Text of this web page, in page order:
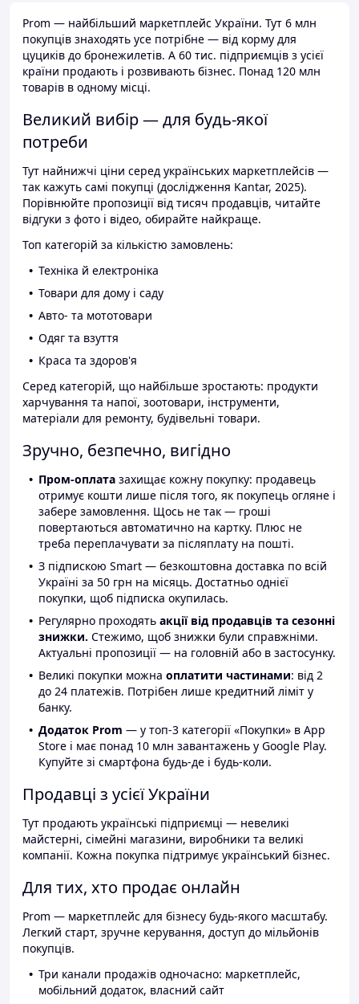
Prom — найбільший маркетплейс України. Тут 6 млн
покупців знаходять усе потрібне — від корму для
цуциків до бронежилетів. А 60 тис. підприємців з усієї
країни продають і розвивають бізнес. Понад 120 млн
товарів в одному місці.
Великий вибір — для будь-якої
потреби
Тут найнижчі ціни серед українських маркетплейсів —
так кажуть самі покупці (дослідження Kantar, 2025).
Порівнюйте пропозиції від тисяч продавців, читайте
відгуки з фото і відео, обирайте найкраще.
Топ категорій за кількістю замовлень:
Техніка й електроніка
Товари для дому і саду
Авто- та мототовари
Одяг та взуття
Краса та здоров'я
Серед категорій, що найбільше зростають: продукти
харчування та напої, зоотовари, інструменти,
матеріали для ремонту, будівельні товари.
Зручно, безпечно, вигідно
Пром-оплата захищає кожну покупку: продавець
отримує кошти лише після того, як покупець огляне і
забере замовлення. Щось не так — гроші
повертаються автоматично на картку. Плюс не
треба переплачувати за післяплату на пошті.
З підпискою Smart — безкоштовна доставка по всій
Україні за 50 грн на місяць. Достатньо однієї
покупки, щоб підписка окупилась.
Регулярно проходять акції від продавців та сезонні
знижки. Стежимо, щоб знижки були справжніми.
Актуальні пропозиції — на головній або в застосунку.
Великі покупки можна оплатити частинами: від 2
до 24 платежів. Потрібен лише кредитний ліміт у
банку.
Додаток Prom — у топ-3 категорії «Покупки» в App
Store і має понад 10 млн завантажень у Google Play.
Купуйте зі смартфона будь-де і будь-коли.
Продавці з усієї України
Тут продають українські підприємці — невеликі
майстерні, сімейні магазини, виробники та великі
компанії. Кожна покупка підтримує український бізнес.
Для тих, хто продає онлайн
Prom — маркетплейс для бізнесу будь-якого масштабу.
Легкий старт, зручне керування, доступ до мільйонів
покупців.
Три канали продажів одночасно: маркетплейс,
мобільний додаток, власний сайт